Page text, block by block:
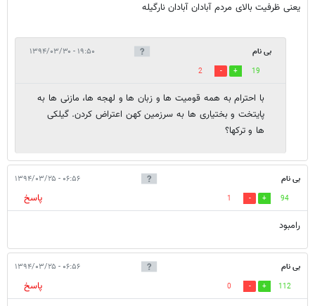
یعنی ظرفیت بالای مردم آبادان آبادان نارگیله
بی نام ۱۹:۵۰ - ۱۳۹۴/۰۳/۳۰
19
2
با احترام به همه قومیت ها و زبان ها و لهجه ها، مازنی ها به
پایتخت و بختیاری ها به سرزمین کهن اعتراض کردن. گیلکی
ها و ترکها؟
بی نام ۰۶:۵۶ - ۱۳۹۴/۰۳/۲۵
94
1
پاسخ
رامبود
بی نام ۰۶:۵۶ - ۱۳۹۴/۰۳/۲۵
112
0
پاسخ